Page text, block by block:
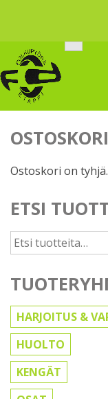
content
OSTOSKORI
Ostoskori on tyhjä.
ETSI
Etsi:
HARJOITUS &
HUOLTO
KENGÄT